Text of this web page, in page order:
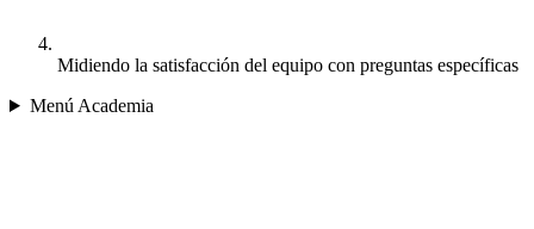
Midiendo la satisfacción del equipo con preguntas específicas
Menú Academia